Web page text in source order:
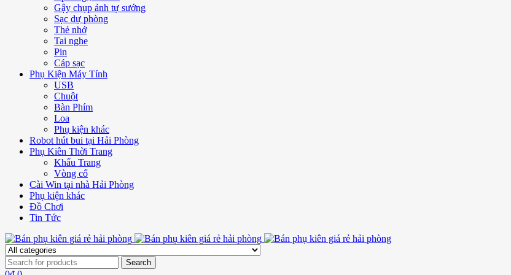
Gậy chụp ảnh tự sướng
Sạc dự phòng
Thẻ nhớ
Tai nghe
Pin
Cáp sạc
Phụ Kiện Máy Tính
USB
Chuột
Bàn Phím
Loa
Phụ kiện khác
Robot hút bui tại Hải Phòng
Phụ Kiên Thời Trang
Khẩu Trang
Vòng cổ
Cài Win tại nhà Hải Phòng
Phụ kiện khác
Đồ Chơi
Tin Tức